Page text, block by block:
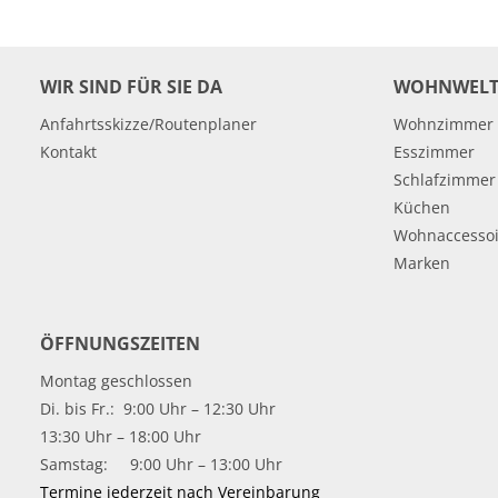
WIR SIND FÜR SIE DA
Anfahrtsskizze/Routenplaner
Kontakt
Wohnzimmer
Esszimmer
Schlafzimmer
Küchen
Marken
ÖFFNUNGSZEITEN
Montag geschlossen
Di. bis Fr.: 9:00 Uhr – 12:30 Uhr
13:30 Uhr – 18:00 Uhr
Samstag: 9:00 Uhr – 13:00 Uhr
Termine jederzeit nach Vereinbarung